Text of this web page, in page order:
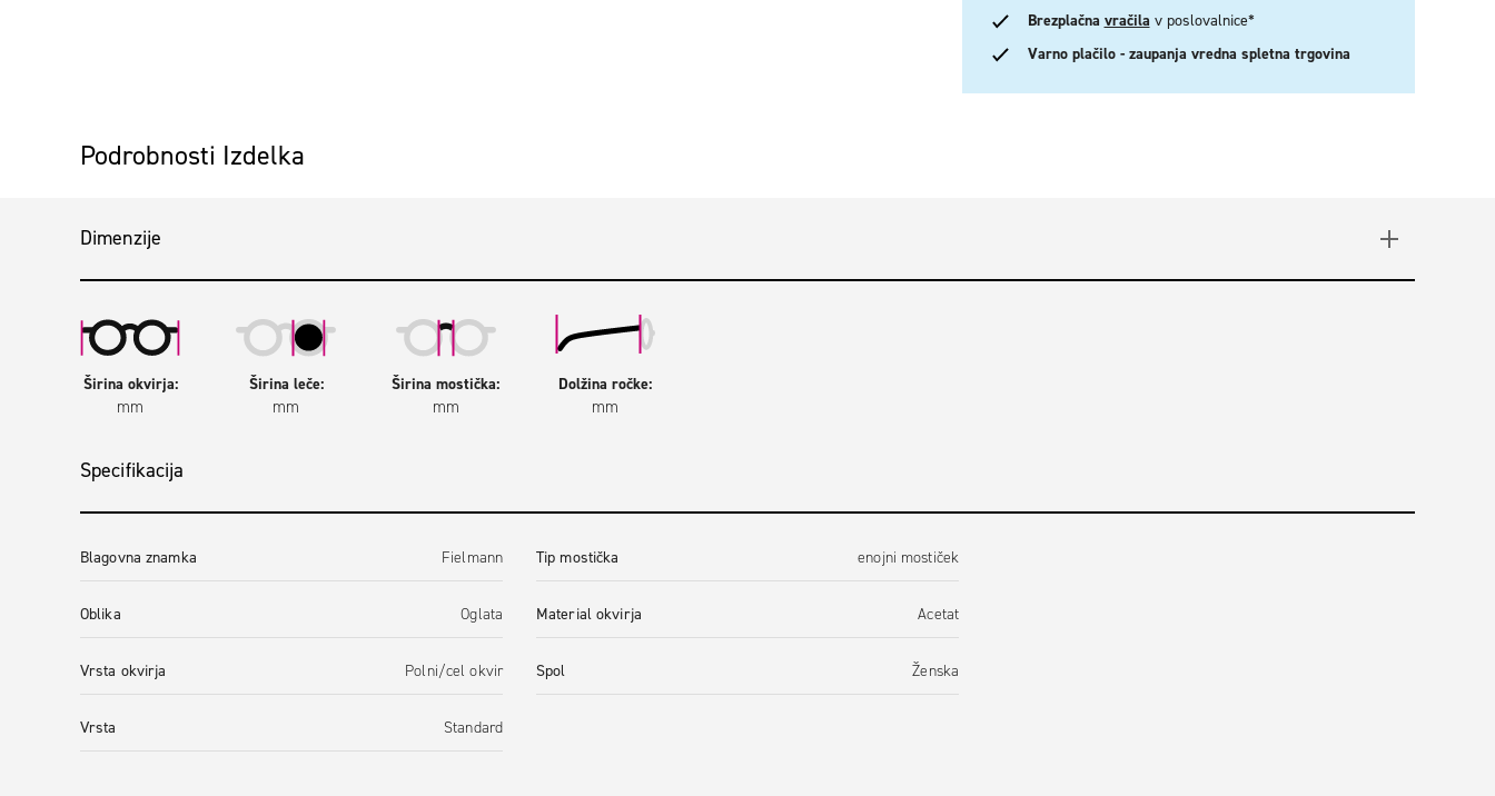
Brezplačna vračila v poslovalnice*
Varno plačilo - zaupanja vredna spletna trgovina
Podrobnosti Izdelka
Dimenzije
Širina okvirja:
mm
Širina leče:
mm
Širina mostička:
mm
Dolžina ročke:
mm
Specifikacija
Blagovna znamka Fielmann
Oblika Oglata
Vrsta okvirja Polni/cel okvir
Vrsta Standard
Tip mostička enojni mostiček
Material okvirja Acetat
Spol Ženska